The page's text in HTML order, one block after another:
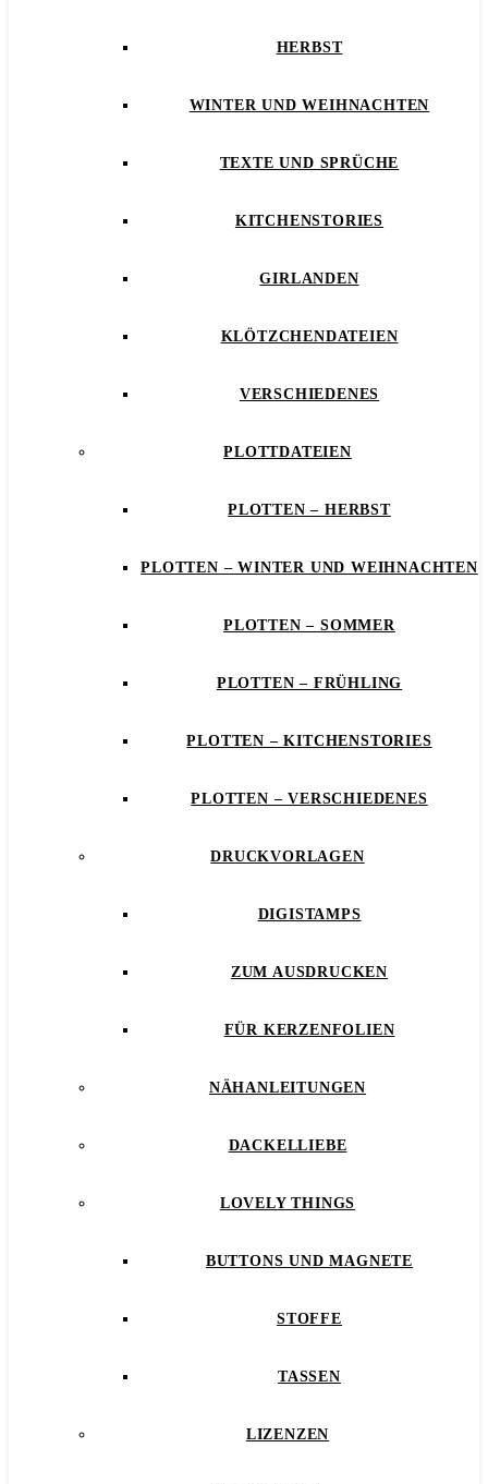
HERBST
WINTER UND WEIHNACHTEN
TEXTE UND SPRÜCHE
KITCHENSTORIES
GIRLANDEN
KLÖTZCHENDATEIEN
VERSCHIEDENES
PLOTTDATEIEN
PLOTTEN – HERBST
PLOTTEN – WINTER UND WEIHNACHTEN
PLOTTEN – SOMMER
PLOTTEN – FRÜHLING
PLOTTEN – KITCHENSTORIES
PLOTTEN – VERSCHIEDENES
DRUCKVORLAGEN
DIGISTAMPS
ZUM AUSDRUCKEN
FÜR KERZENFOLIEN
NÄHANLEITUNGEN
DACKELLIEBE
LOVELY THINGS
BUTTONS UND MAGNETE
STOFFE
TASSEN
LIZENZEN